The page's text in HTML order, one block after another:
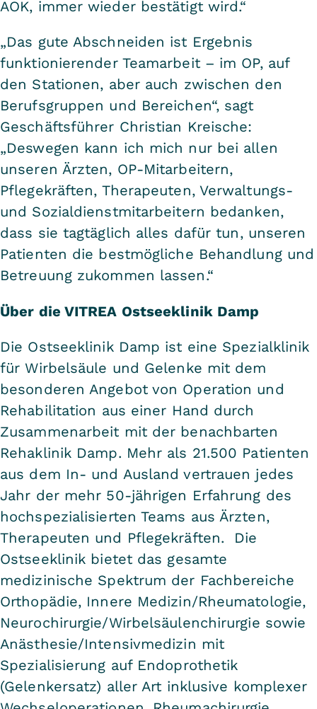
AOK, immer wieder bestätigt wird.“
„Das gute Abschneiden ist Ergebnis
funktionierender Teamarbeit – im OP, auf
den Stationen, aber auch zwischen den
Berufsgruppen und Bereichen“, sagt
Geschäftsführer Christian Kreische:
„Deswegen kann ich mich nur bei allen
unseren Ärzten, OP-Mitarbeitern,
Pflegekräften, Therapeuten, Verwaltungs-
und Sozialdienstmitarbeitern bedanken,
dass sie tagtäglich alles dafür tun, unseren
Patienten die bestmögliche Behandlung und
Betreuung zukommen lassen.“
Über die VITREA Ostseeklinik Damp
Die Ostseeklinik Damp ist eine Spezialklinik
für Wirbelsäule und Gelenke mit dem
besonderen Angebot von Operation und
Rehabilitation aus einer Hand durch
Zusammenarbeit mit der benachbarten
Rehaklinik Damp. Mehr als 21.500 Patienten
aus dem In- und Ausland vertrauen jedes
Jahr der mehr 50-jährigen Erfahrung des
hochspezialisierten Teams aus Ärzten,
Therapeuten und Pflegekräften. Die
Ostseeklinik bietet das gesamte
medizinische Spektrum der Fachbereiche
Orthopädie, Innere Medizin/Rheumatologie,
Neurochirurgie/Wirbelsäulenchirurgie sowie
Anästhesie/Intensivmedizin mit
Spezialisierung auf Endoprothetik
(Gelenkersatz) aller Art inklusive komplexer